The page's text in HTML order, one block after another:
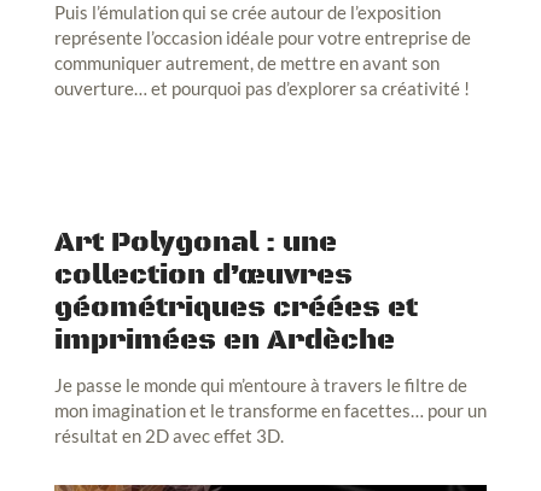
Puis l’émulation qui se crée autour de l’exposition
représente l’occasion idéale pour votre entreprise de
communiquer autrement, de mettre en avant son
ouverture… et pourquoi pas d’explorer sa créativité !
Art Polygonal : une
collection d’œuvres
géométriques créées et
imprimées en Ardèche
Je passe le monde qui m’entoure à travers le filtre de
mon imagination et le transforme en facettes… pour un
résultat en 2D avec effet 3D.